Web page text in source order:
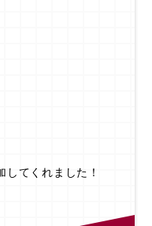
てくれました！